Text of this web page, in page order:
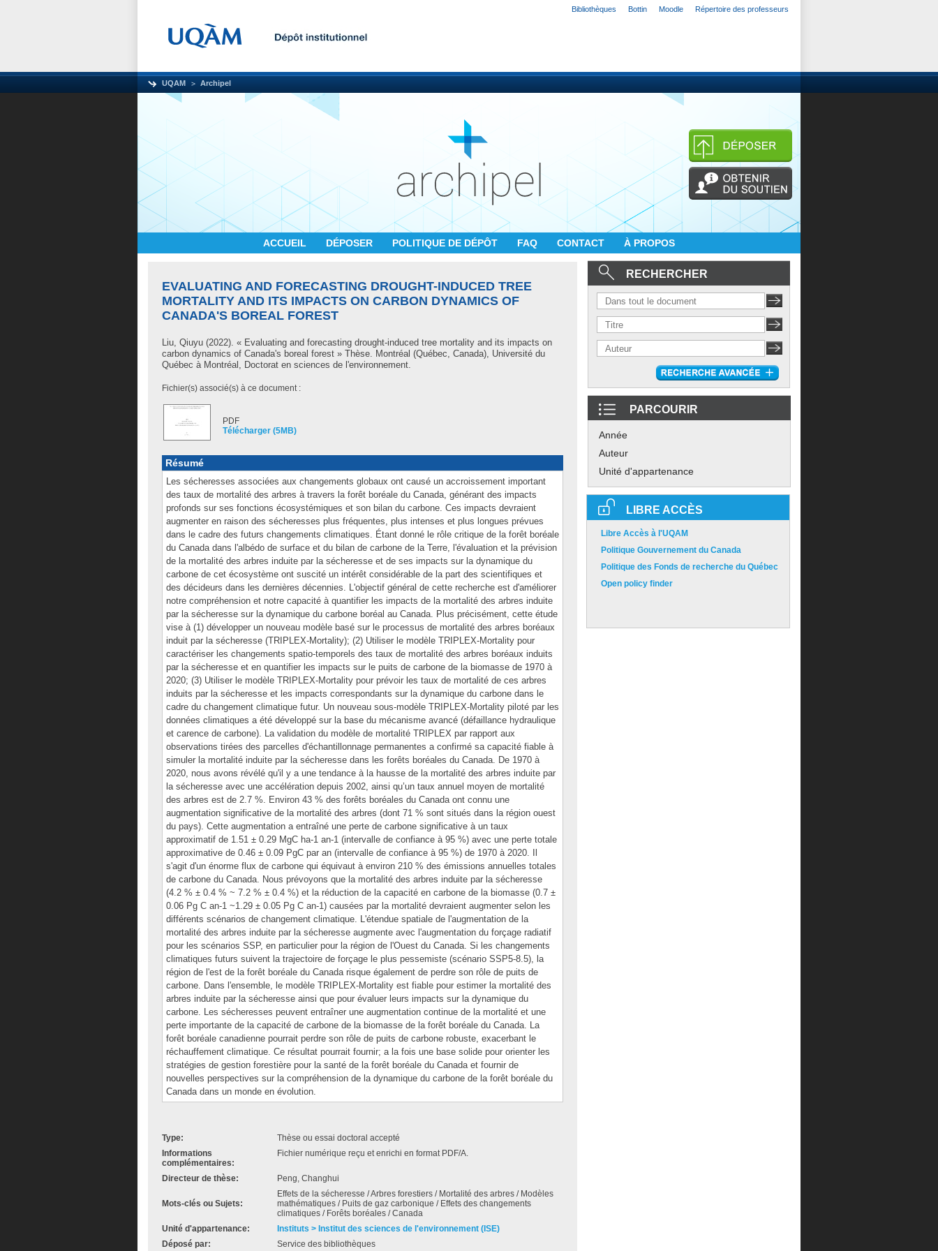
Bibliothèques Bottin Moodle Répertoire des professeurs
UQAM Archipel
ACCUEIL DÉPOSER POLITIQUE DE DÉPÔT FAQ CONTACT À PROPOS
EVALUATING AND FORECASTING DROUGHT-INDUCED TREE
MORTALITY AND ITS IMPACTS ON CARBON DYNAMICS OF
CANADA'S BOREAL FOREST
Liu, Qiuyu (2022). « Evaluating and forecasting drought-induced tree mortality and its impacts on
carbon dynamics of Canada's boreal forest » Thèse. Montréal (Québec, Canada), Université du
Québec à Montréal, Doctorat en sciences de l'environnement.
Fichier(s) associé(s) à ce document :
PDF
Télécharger (5MB)
Résumé
Les sécheresses associées aux changements globaux ont causé un accroissement important
des taux de mortalité des arbres à travers la forêt boréale du Canada, générant des impacts
profonds sur ses fonctions écosystémiques et son bilan du carbone. Ces impacts devraient
augmenter en raison des sécheresses plus fréquentes, plus intenses et plus longues prévues
dans le cadre des futurs changements climatiques. Étant donné le rôle critique de la forêt boréale
du Canada dans l'albédo de surface et du bilan de carbone de la Terre, l'évaluation et la prévision
de la mortalité des arbres induite par la sécheresse et de ses impacts sur la dynamique du
carbone de cet écosystème ont suscité un intérêt considérable de la part des scientifiques et
des décideurs dans les dernières décennies. L'objectif général de cette recherche est d'améliorer
notre compréhension et notre capacité à quantifier les impacts de la mortalité des arbres induite
par la sécheresse sur la dynamique du carbone boréal au Canada. Plus précisément, cette étude
vise à (1) développer un nouveau modèle basé sur le processus de mortalité des arbres boréaux
induit par la sécheresse (TRIPLEX-Mortality); (2) Utiliser le modèle TRIPLEX-Mortality pour
caractériser les changements spatio-temporels des taux de mortalité des arbres boréaux induits
par la sécheresse et en quantifier les impacts sur le puits de carbone de la biomasse de 1970 à
2020; (3) Utiliser le modèle TRIPLEX-Mortality pour prévoir les taux de mortalité de ces arbres
induits par la sécheresse et les impacts correspondants sur la dynamique du carbone dans le
cadre du changement climatique futur. Un nouveau sous-modèle TRIPLEX-Mortality piloté par les
données climatiques a été développé sur la base du mécanisme avancé (défaillance hydraulique
et carence de carbone). La validation du modèle de mortalité TRIPLEX par rapport aux
observations tirées des parcelles d'échantillonnage permanentes a confirmé sa capacité fiable à
simuler la mortalité induite par la sécheresse dans les forêts boréales du Canada. De 1970 à
2020, nous avons révélé qu'il y a une tendance à la hausse de la mortalité des arbres induite par
la sécheresse avec une accélération depuis 2002, ainsi qu’un taux annuel moyen de mortalité
des arbres est de 2.7 %. Environ 43 % des forêts boréales du Canada ont connu une
augmentation significative de la mortalité des arbres (dont 71 % sont situés dans la région ouest
du pays). Cette augmentation a entraîné une perte de carbone significative à un taux
approximatif de 1.51 ± 0.29 MgC ha-1 an-1 (intervalle de confiance à 95 %) avec une perte totale
approximative de 0.46 ± 0.09 PgC par an (intervalle de confiance à 95 %) de 1970 à 2020. Il
s'agit d'un énorme flux de carbone qui équivaut à environ 210 % des émissions annuelles totales
de carbone du Canada. Nous prévoyons que la mortalité des arbres induite par la sécheresse
(4.2 % ± 0.4 % ~ 7.2 % ± 0.4 %) et la réduction de la capacité en carbone de la biomasse (0.7 ±
0.06 Pg C an-1 ~1.29 ± 0.05 Pg C an-1) causées par la mortalité devraient augmenter selon les
différents scénarios de changement climatique. L'étendue spatiale de l'augmentation de la
mortalité des arbres induite par la sécheresse augmente avec l'augmentation du forçage radiatif
pour les scénarios SSP, en particulier pour la région de l'Ouest du Canada. Si les changements
climatiques futurs suivent la trajectoire de forçage le plus pessemiste (scénario SSP5-8.5), la
région de l'est de la forêt boréale du Canada risque également de perdre son rôle de puits de
carbone. Dans l'ensemble, le modèle TRIPLEX-Mortality est fiable pour estimer la mortalité des
arbres induite par la sécheresse ainsi que pour évaluer leurs impacts sur la dynamique du
carbone. Les sécheresses peuvent entraîner une augmentation continue de la mortalité et une
perte importante de la capacité de carbone de la biomasse de la forêt boréale du Canada. La
forêt boréale canadienne pourrait perdre son rôle de puits de carbone robuste, exacerbant le
réchauffement climatique. Ce résultat pourrait fournir; a la fois une base solide pour orienter les
stratégies de gestion forestière pour la santé de la forêt boréale du Canada et fournir de
nouvelles perspectives sur la compréhension de la dynamique du carbone de la forêt boréale du
Canada dans un monde en évolution.
Type:
Thèse ou essai doctoral accepté
Informations
complémentaires:
Fichier numérique reçu et enrichi en format PDF/A.
Directeur de thèse: Peng, Changhui
Mots-clés ou Sujets:
Effets de la sécheresse / Arbres forestiers / Mortalité des arbres / Modèles
mathématiques / Puits de gaz carbonique / Effets des changements
climatiques / Forêts boréales / Canada
Unité d'appartenance:
Instituts > Institut des sciences de l'environnement (ISE)
Déposé par:
Service des bibliothèques
RECHERCHER
PARCOURIR
Année
Auteur
Unité d'appartenance
LIBRE ACCÈS
Libre Accès à l'UQAM
Politique Gouvernement du Canada
Politique des Fonds de recherche du Québec
Open policy finder